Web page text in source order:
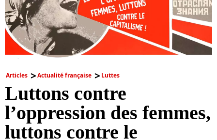
Articles Actualité française Luttes
Luttons contre
l’oppression des femmes,
luttons contre le